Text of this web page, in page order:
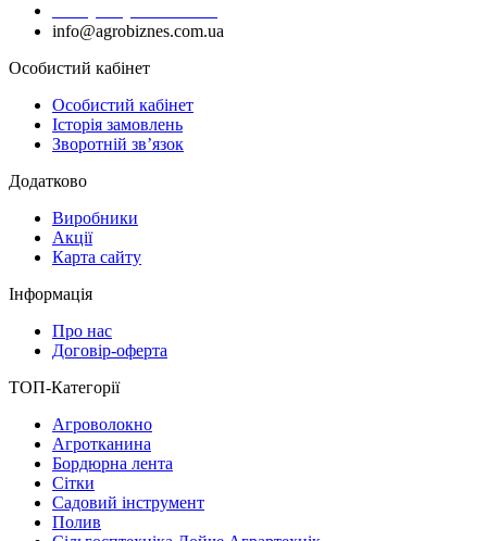
info@agrobiznes.com.ua
Особистий кабінет
Особистий кабінет
Історія замовлень
Зворотній зв’язок
Додатково
Виробники
Акції
Карта сайту
Інформація
Про нас
Договір-оферта
ТОП-Категорії
Агроволокно
Агротканина
Бордюрна лента
Сітки
Садовий інструмент
Полив